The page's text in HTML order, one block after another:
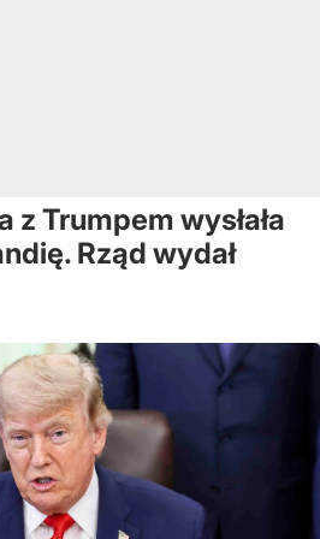
z Trumpem wysłała
Rząd wydał